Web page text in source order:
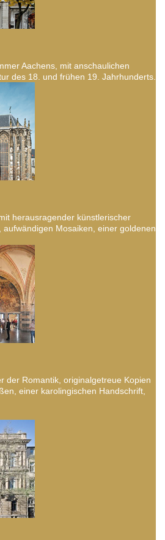
Aachens, mit anschaulichen
des 18. und frühen 19. Jahrhunderts.
herausragender künstlerischer
Mosaiken, einer goldenen
der Romantik, originalgetreue Kopien
einer karolingischen Handschrift,